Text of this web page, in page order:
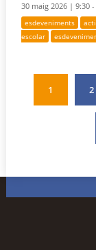
30 maig 2026 |9:30
esdeveniments
escolar
1 2